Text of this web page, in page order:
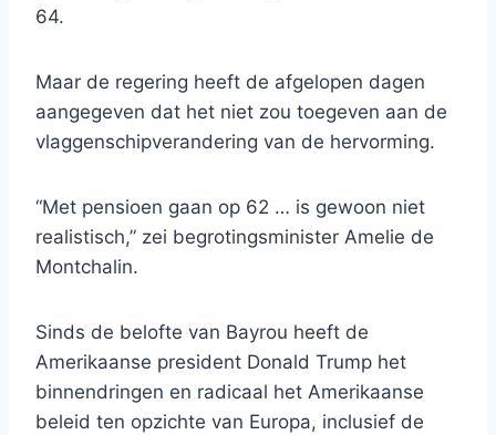
64.
Maar de regering heeft de afgelopen dagen
aangegeven dat het niet zou toegeven aan de
vlaggenschipverandering van de hervorming.
“Met pensioen gaan op 62 … is gewoon niet
realistisch,” zei begrotingsminister Amelie de
Montchalin.
Sinds de belofte van Bayrou heeft de
Amerikaanse president Donald Trump het
binnendringen en radicaal het Amerikaanse
beleid ten opzichte van Europa, inclusief de